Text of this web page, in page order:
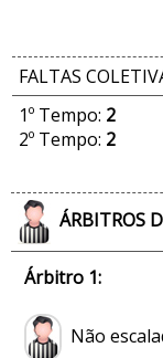
FALTAS
1º Tempo: 2
2º Tempo: 2
ÁRBITROS
Árbitro 1:
Não